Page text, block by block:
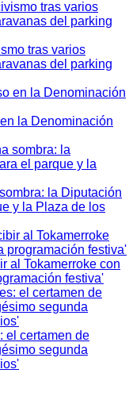
tras varios
del parking
la Denominación
la Diputación
y la Plaza de los
al Tokamerroke con
festiva'
el certamen de
segunda